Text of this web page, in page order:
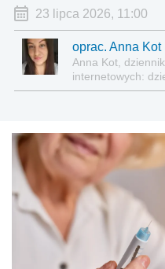
23 lipca 2026, 11:00
oprac. Anna Kot
Anna Kot,
internetowych:
gazetaprawna.pl,